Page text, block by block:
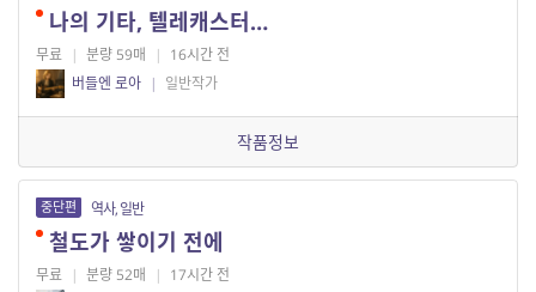
나의 기타, 텔레캐스터…
무료 | 분량 59매 | 16시간 전
버들엔 로아 | 일반작가
작품정보
중단편 역사, 일반
철도가 쌓이기 전에
무료 | 분량 52매 | 17시간 전